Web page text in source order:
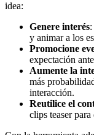
idea:
Genere interés
y animar a los
Promocione
expectación
Aumente la
más
interacción.
Reutilice el
clips teaser